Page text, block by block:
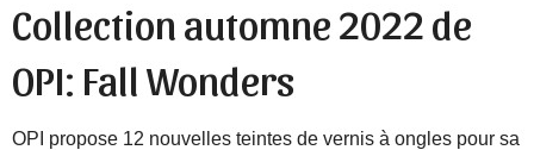
Collection automne 2022 de
OPI: Fall Wonders
OPI propose 12 nouvelles teintes de vernis à ongles pour sa